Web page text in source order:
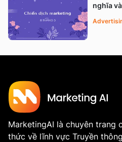
nghĩa
MarketingAI là chuyên trang
thức về lĩnh vực Truyền